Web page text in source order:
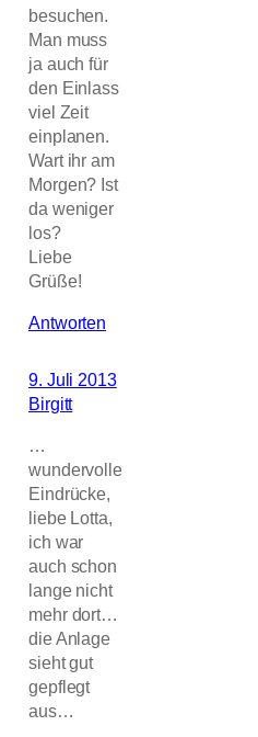
besuchen.
Man muss
ja auch für
den Einlass
viel Zeit
einplanen.
Wart ihr am
Morgen? Ist
da weniger
los?
Liebe
Grüße!
Antworten
9. Juli 2013
Birgitt
…
wundervolle
Eindrücke,
liebe Lotta,
ich war
auch schon
lange nicht
mehr dort…
die Anlage
sieht gut
gepflegt
aus…